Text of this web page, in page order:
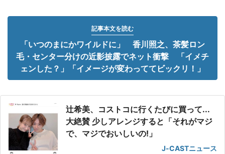
記事本文を読む
「いつのまにかワイルドに」 香川照之、茶髪ロン
毛・センター分けの近影披露でネット衝撃 「イメチ
ェンした？」「イメージが変わっててビックリ！」
辻希美、コストコに行くたびに買って...
大絶賛 少しアレンジすると「それがマジ
で、マジでおいしいの!」
J-CASTニュース